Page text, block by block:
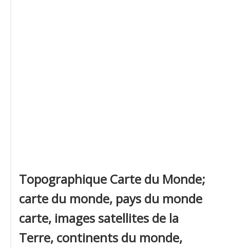
Topographique Carte du Monde;
carte du monde, pays du monde
carte, images satellites de la
Terre, continents du monde,